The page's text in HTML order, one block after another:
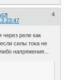
4
23:47
через реле как
силы тока не
напряжения...